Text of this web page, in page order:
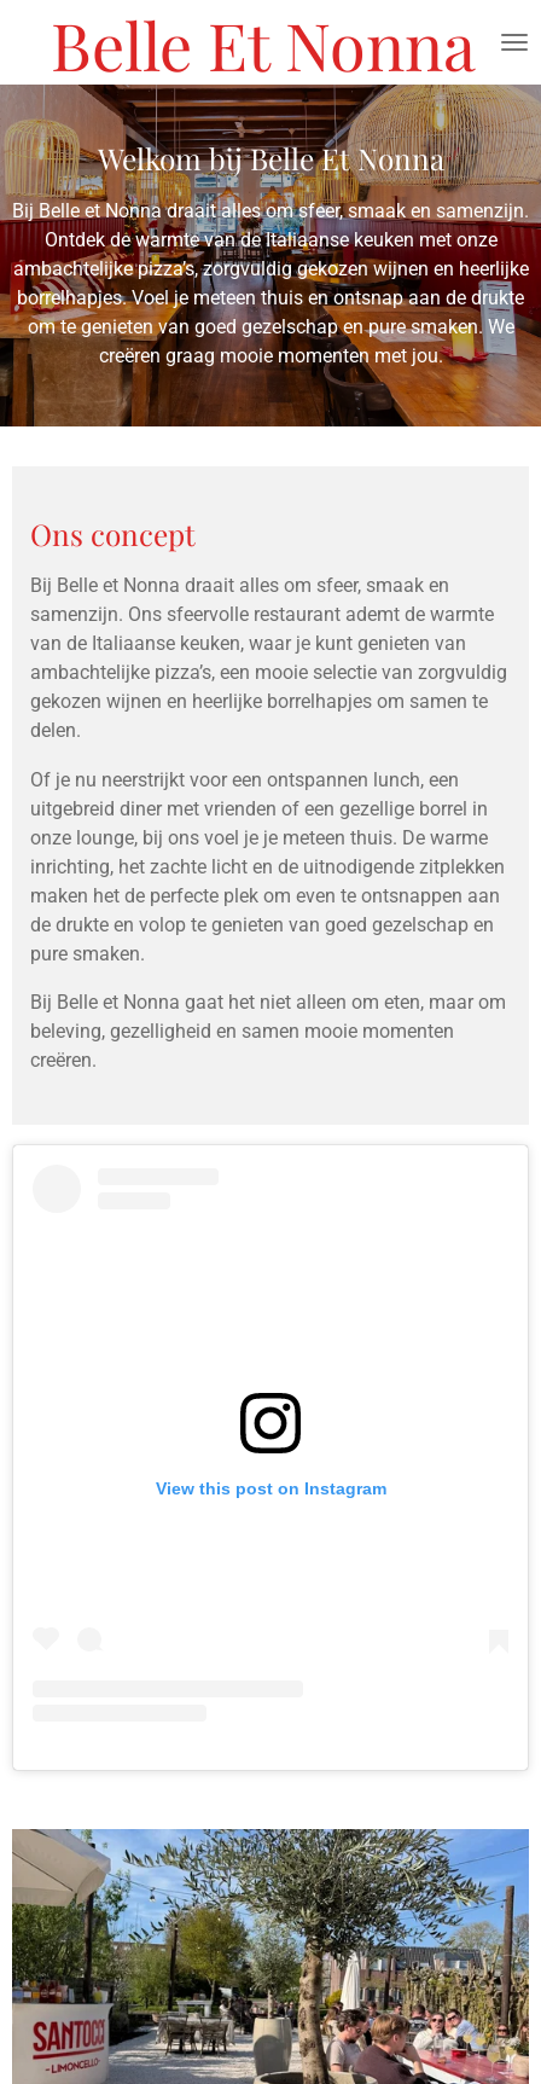
naar
hoofdinhoud
Belle Et Nonna
Welkom bij Belle Et Nonna
Bij Belle et Nonna draait alles om sfeer, smaak en samenzijn.
Ontdek de warmte van de Italiaanse keuken met onze
ambachtelijke pizza’s, zorgvuldig gekozen wijnen en heerlijke
borrelhapjes. Voel je meteen thuis en ontsnap aan de drukte
om te genieten van goed gezelschap en pure smaken. We
creëren graag mooie momenten met jou.
Ons concept
Bij Belle et Nonna draait alles om sfeer, smaak en
samenzijn. Ons sfeervolle restaurant ademt de warmte
van de Italiaanse keuken, waar je kunt genieten van
ambachtelijke pizza’s, een mooie selectie van zorgvuldig
gekozen wijnen en heerlijke borrelhapjes om samen te
delen.
Of je nu neerstrijkt voor een ontspannen lunch, een
uitgebreid diner met vrienden of een gezellige borrel in
onze lounge, bij ons voel je je meteen thuis. De warme
inrichting, het zachte licht en de uitnodigende zitplekken
maken het de perfecte plek om even te ontsnappen aan
de drukte en volop te genieten van goed gezelschap en
pure smaken.
Bij Belle et Nonna gaat het niet alleen om eten, maar om
beleving, gezelligheid en samen mooie momenten
creëren.
View this post on Instagram